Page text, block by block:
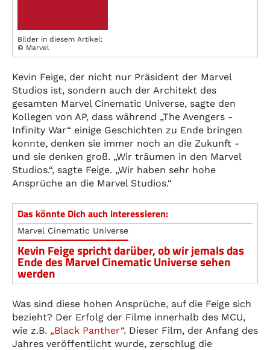
Bilder in diesem Artikel:
© Marvel
Kevin Feige, der nicht nur Präsident der Marvel
Studios ist, sondern auch der Architekt des
gesamten Marvel Cinematic Universe, sagte den
Kollegen von AP, dass während „The Avengers -
Infinity War“ einige Geschichten zu Ende bringen
konnte, denken sie immer noch an die Zukunft -
und sie denken groß. „Wir träumen in den Marvel
Studios.“, sagte Feige. „Wir haben sehr hohe
Ansprüche an die Marvel Studios.“
Das könnte Dich auch interessieren:
Marvel Cinematic Universe
Kevin Feige spricht darüber, ob wir jemals das
Ende des Marvel Cinematic Universe sehen
werden
Was sind diese hohen Ansprüche, auf die Feige sich
bezieht? Der Erfolg der Filme innerhalb des MCU,
wie z.B. „Black Panther“. Dieser Film, der Anfang des
Jahres veröffentlicht wurde, zerschlug die